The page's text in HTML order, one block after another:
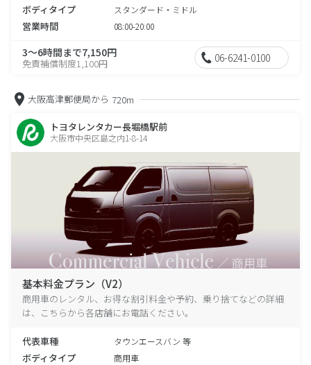
ボディタイプ スタンダード・ミドル
営業時間 08:00-20:00
3～6時間まで7,150円
免責補償制度1,100円 06-6241-0100
大阪高津郵便局から 720m
トヨタレンタカー長堀橋駅前
大阪市中央区島之内1-8-14
基本料金プラン（V2）
商用車のレンタル、お得な割引料金や予約、乗り捨てなどの詳細
は、こちらから各店舗にお電話ください。
代表車種 タウンエースバン 等
ボディタイプ 商用車